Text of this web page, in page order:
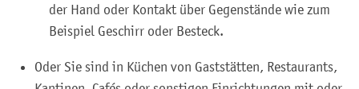
der Hand oder Kontakt über Gegenstände wie zum
Beispiel Geschirr oder Besteck.
Oder Sie sind in Küchen von Gaststätten, Restaurants,